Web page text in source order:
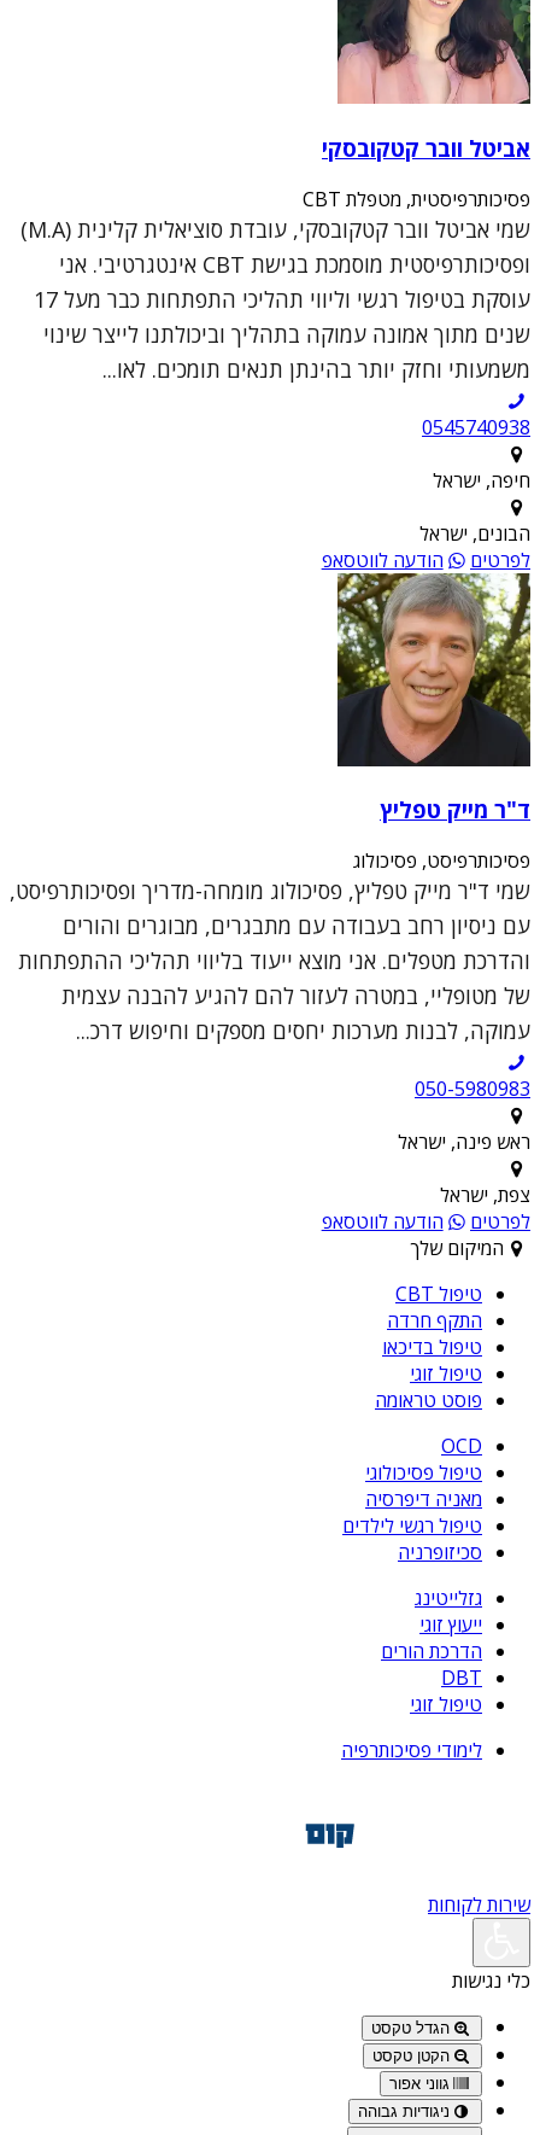
אביטל וובר קטקובסקי
פסיכותרפיסטית, מטפלת CBT
שמי אביטל וובר קטקובסקי, עובדת סוציאלית קלינית (M.A)
ופסיכותרפיסטית מוסמכת בגישת CBT אינטגרטיבי. אני
עוסקת בטיפול רגשי וליווי תהליכי התפתחות כבר מעל 17
שנים מתוך אמונה עמוקה בתהליך וביכולתנו לייצר שינוי
משמעותי וחזק יותר בהינתן תנאים תומכים. לאו...
0545740938
חיפה, ישראל
הבונים, ישראל
לפרטים
הודעה לווטסאפ
ד"ר מייק טפליץ
פסיכותרפיסט, פסיכולוג
שמי ד"ר מייק טפליץ, פסיכולוג מומחה-מדריך ופסיכותרפיסט,
עם ניסיון רחב בעבודה עם מתבגרים, מבוגרים והורים
והדרכת מטפלים. אני מוצא ייעוד בליווי תהליכי ההתפתחות
של מטופליי, במטרה לעזור להם להגיע להבנה עצמית
עמוקה, לבנות מערכות יחסים מספקים וחיפוש דרכ...
050-5980983
ראש פינה, ישראל
צפת, ישראל
לפרטים
הודעה לווטסאפ
המיקום שלך
טיפול CBT
התקף חרדה
טיפול בדיכאו
טיפול זוגי
פוסט טראומה
OCD
טיפול פסיכולוגי
מאניה דיפרסיה
טיפול רגשי לילדים
סכיזופרניה
גזלייטינג
ייעוץ זוגי
הדרכת הורים
DBT
טיפול זוגי
לימודי פסיכותרפיה
שירות לקוחות
כלי נגישות
הגדל טקסט
הקטן טקסט
גווני אפור
ניגודיות גבוהה